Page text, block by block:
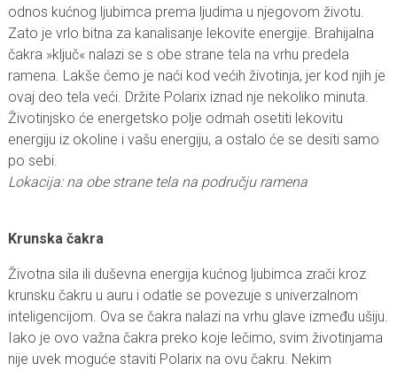
odnos kućnog ljubimca prema ljudima u njegovom životu.
Zato je vrlo bitna za kanalisanje lekovite energije. Brahijalna
čakra »ključ« nalazi se s obe strane tela na vrhu predela
ramena. Lakše ćemo je naći kod većih životinja, jer kod njih je
ovaj deo tela veći. Držite Polarix iznad nje nekoliko minuta.
Životinjsko će energetsko polje odmah osetiti lekovitu
energiju iz okoline i vašu energiju, a ostalo će se desiti samo
po sebi.
Lokacija: na obe strane tela na području ramena
Krunska čakra
Životna sila ili duševna energija kućnog ljubimca zrači kroz
krunsku čakru u auru i odatle se povezuje s univerzalnom
inteligencijom. Ova se čakra nalazi na vrhu glave između ušiju.
Iako je ovo važna čakra preko koje lečimo, svim životinjama
nije uvek moguće staviti Polarix na ovu čakru. Nekim